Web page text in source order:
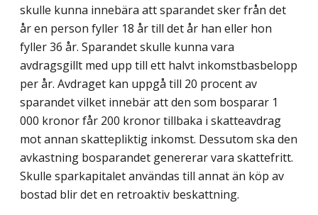
skulle kunna innebära att sparandet sker från det
år en person fyller 18 år till det år han eller hon
fyller 36 år. Sparandet skulle kunna vara
avdragsgillt med upp till ett halvt inkomstbasbelopp
per år. Avdraget kan uppgå till 20 procent av
sparandet vilket innebär att den som bosparar 1
000 kronor får 200 kronor tillbaka i skatteavdrag
mot annan skattepliktig inkomst. Dessutom ska den
avkastning bosparandet genererar vara skattefritt.
Skulle sparkapitalet användas till annat än köp av
bostad blir det en retroaktiv beskattning.